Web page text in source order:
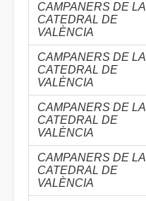
CAMPANERS DE LA
CATEDRAL DE
VALÈNCIA
CAMPANERS DE LA
CATEDRAL DE
VALÈNCIA
CAMPANERS DE LA
CATEDRAL DE
VALÈNCIA
CAMPANERS DE LA
CATEDRAL DE
VALÈNCIA